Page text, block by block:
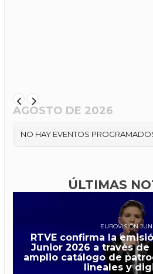
AGOSTO DE 2026
NO HAY EVENTOS
ÚLTIMAS
EUROVISIÓN
RTVE confirma la
Junior 2026 a través de
amplio catálogo de
lineales y